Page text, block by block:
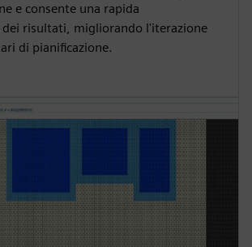
e consente una rapida
dei risultati, migliorando l'iterazione
di pianificazione.